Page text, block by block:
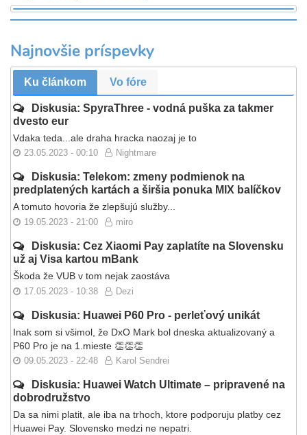
Najnovšie príspevky
Ku článkom Vo fóre
Diskusia: SpyraThree - vodná puška za takmer
dvesto eur
Vdaka teda...ale draha hracka naozaj je to
23.05.2023 - 00:10 Nightmare
Diskusia: Telekom: zmeny podmienok na
predplatených kartách a širšia ponuka MIX balíčkov
A tomuto hovoria že zlepšujú služby...
19.05.2023 - 21:00 miro
Diskusia: Cez Xiaomi Pay zaplatíte na Slovensku
už aj Visa kartou mBank
Škoda že VUB v tom nejak zaostáva
17.05.2023 - 10:38 Dezi
Diskusia: Huawei P60 Pro - perleťový unikát
Inak som si všimol, že DxO Mark bol dneska aktualizovaný a
P60 Pro je na 1.mieste 👏👏👏
09.05.2023 - 22:48 Karol Sendrei
Diskusia: Huawei Watch Ultimate – pripravené na
dobrodružstvo
Da sa nimi platit, ale iba na trhoch, ktore podporuju platby cez
Huawei Pay. Slovensko medzi ne nepatri.